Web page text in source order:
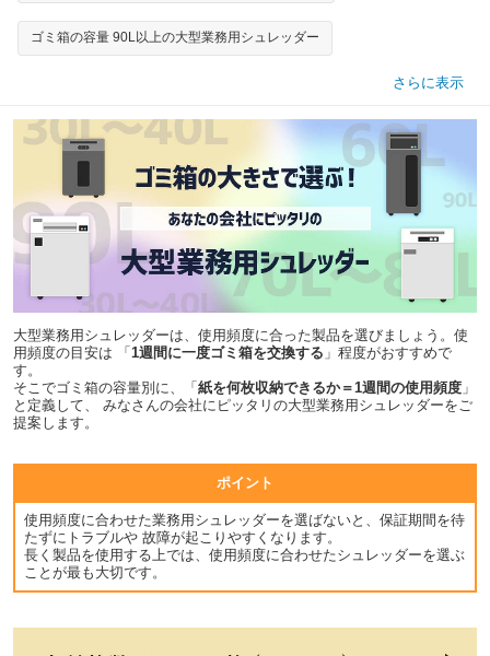
ゴミ箱の容量 90L以上の大型業務用シュレッダー
さらに表示
大型業務用シュレッダーは、使用頻度に合った製品を選びましょう。使
用頻度の目安は 「1週間に一度ゴミ箱を交換する 」程度がおすすめで
す。
そこでゴミ箱の容量別に、「紙を何枚収納できるか＝1週間の使用頻度 」
と定義して、 みなさんの会社にピッタリの大型業務用シュレッダーをご
提案します。
ポイント
使用頻度に合わせた業務用シュレッダーを選ばないと、保証期間を待
たずにトラブルや 故障が起こりやすくなります。
長く製品を使用する上では、使用頻度に合わせたシュレッダーを選ぶ
ことが最も大切です。